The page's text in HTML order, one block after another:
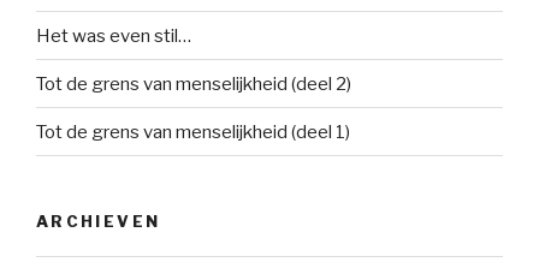
Het was even stil…
Tot de grens van menselijkheid (deel 2)
Tot de grens van menselijkheid (deel 1)
ARCHIEVEN